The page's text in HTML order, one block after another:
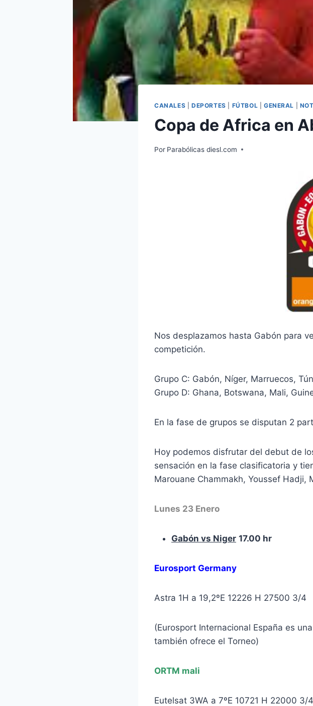
CANALES DEPORTES FÚTBOL GENERAL
Copa de Africa en
Por Parabólicas diesl.com
Nos desplazamos hasta Gabón para
competición.
Grupo C: Gabón, Níger, Marruecos,
Grupo D: Ghana, Botswana, Mali,
En la fase de grupos se disputan 2
Hoy podemos disfrutar del debut de
sensación en la fase clasificatoria y
Marouane Chammakh, Youssef Hadji,
Lunes 23 Enero
Gabón vs Niger 17.00 hr
Eurosport Germany
Astra 1H a 19,2ºE 12226 H 27500 3/4
(Eurosport Internacional España es
también ofrece el Torneo)
ORTM mali
Eutelsat 3WA a 7ºE 10721 H 22000 3/4